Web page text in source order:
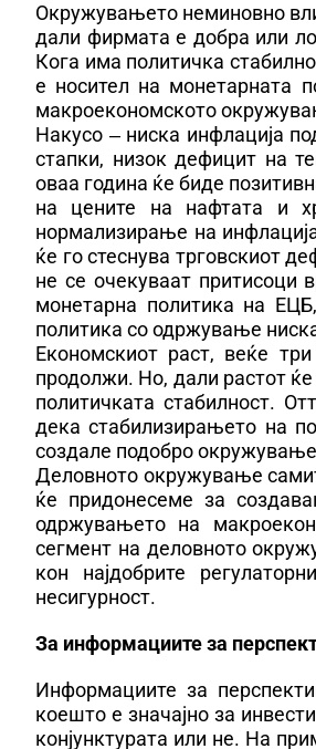
Окружувањето неминовно
дали фирмата е добра или
Кога има политичка
е носител на монетарната
макроекономското
Накусо ‒ ниска инфлација
стапки, низок дефицит на
оваа година ќе биде
на цените на нафтата и
нормализирање на
ќе го стеснува трговскиот
не се очекуваат притисоци
монетарна политика на
политика со одржување
Економскиот раст, веќе
продолжи. Но, дали растот
политичката стабилност.
дека стабилизирањето на
создале подобро
Деловното окружување
ќе придонесеме за
одржувањето на
сегмент на деловното
кон најдобрите
несигурност.
За информациите за
Информациите за
коешто е значајно за
конјунктурата или не. На